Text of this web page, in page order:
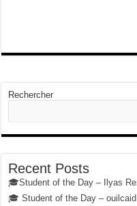
Rechercher
Recent Posts
🎓Student of the Day – Ilyas
🎓 Student of the Day –